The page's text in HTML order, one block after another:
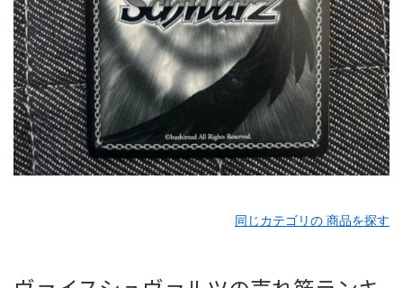
同じカテゴリの 商品を探す